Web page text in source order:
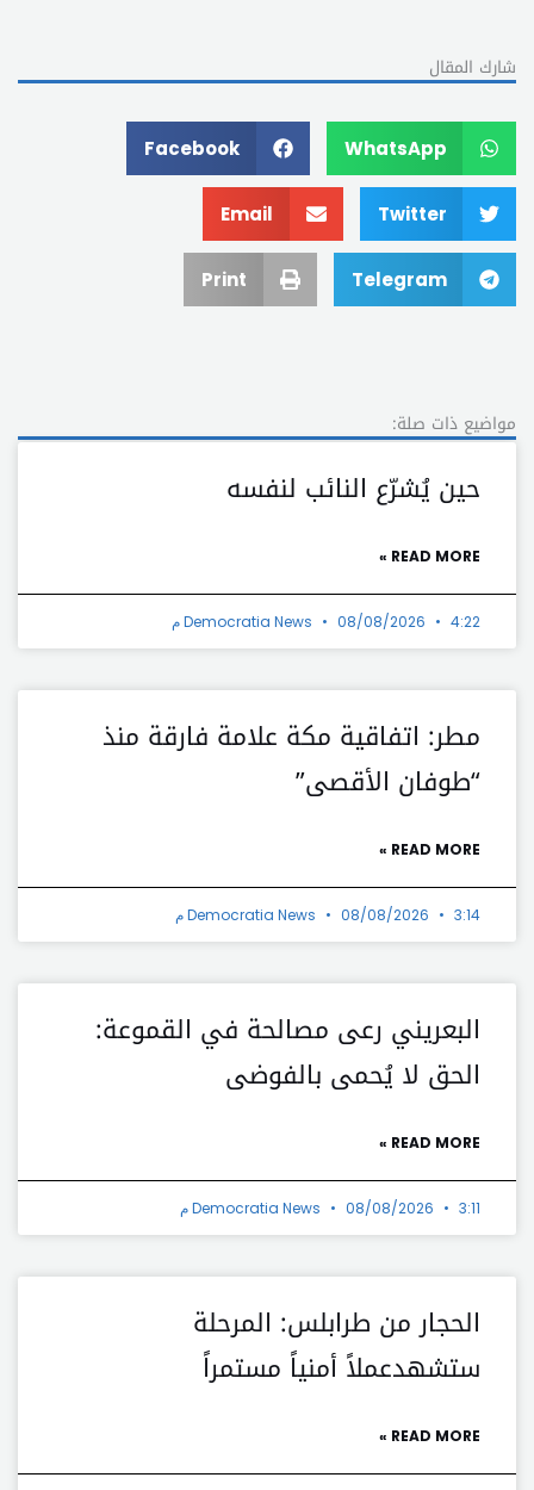
شارك المقال
WhatsApp
Facebook
Twitter
Email
Telegram
Print
مواضيع ذات صلة:
حين يُشرّع النائب لنفسه
READ MORE »
Democratia News 08/08/2026 4:22 م
مطر: اتفاقية مكة علامة فارقة منذ
“طوفان الأقصى”
READ MORE »
Democratia News 08/08/2026 3:14 م
البعريني رعى مصالحة في القموعة:
الحق لا يُحمى بالفوضى
READ MORE »
Democratia News 08/08/2026 3:11 م
الحجار من طرابلس: المرحلة
ستشهدعملاً أمنياً مستمراً
READ MORE »